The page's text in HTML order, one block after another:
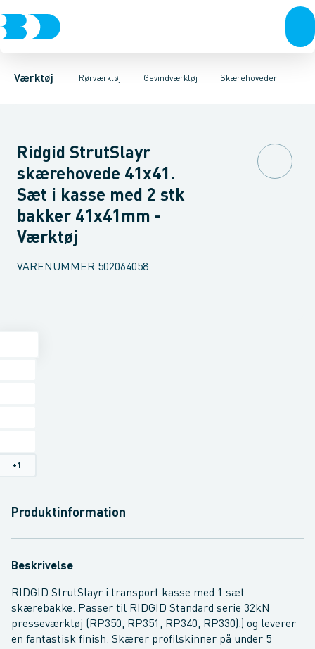
Værktøj Rørværktøj
Akku- & elværktøjHåndværktøjRørværktøjBits & toppe
Gevindværktøj
PressværktøjRørskærere & sakseAfgratere & kalibrering
Skærehoveder
Håndkluppe Elektriske kluppeGevindskære maskiner
Ridgid StrutSlayr
skærehovede 41x41.
Sæt i kasse med 2 stk
bakker 41x41mm -
Værktøj
VARENUMMER 502064058
+1
Produktinformation
Beskrivelse
RIDGID StrutSlayr i transport kasse med 1 sæt
skærebakke. Passer til RIDGID Standard serie 32kN
presseværktøj (RP350, RP351, RP340, RP330).) og leverer
en fantastisk finish. Skærer profilskinner på under 5